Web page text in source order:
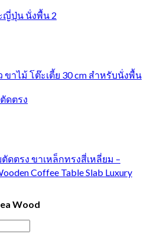
าไม้ โต๊ะเตี้ย 30 cm สำหรับนั่งพื้น
ดตรง ขาเหล็กทรงสี่เหลี่ยม –
Coffee Table Slab Luxury
Wood